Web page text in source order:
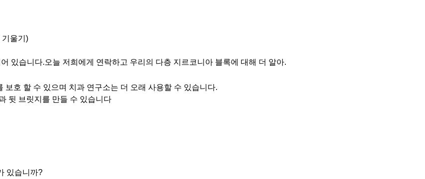
기울기)
있습니다.오늘 저희에게 연락하고 우리의 다층 지르코니아 블록에 대해 더 알아.
호 할 수 있으며 치과 연구소는 더 오래 사용할 수 있습니다.
뒷 브릿지를 만들 수 있습니다
있습니까?